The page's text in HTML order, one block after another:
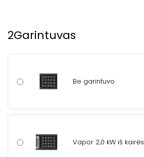
2Garintuvas
Be garintuvo
Vapor 2,0 kW iš kairės